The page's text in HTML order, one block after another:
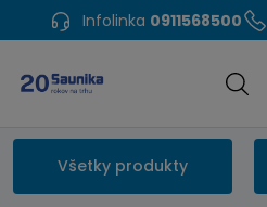
Infolinka 0911568500
Všetky produkty